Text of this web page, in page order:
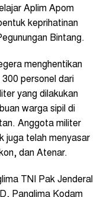
Aplim Apom
keprihatinan
Bintang.
menghentikan
personel dari
yang dilakukan
warga sipil di
Anggota militer
juga telah menyasar
dan Atenar.
TNI Pak Jenderal
Panglima Kodam